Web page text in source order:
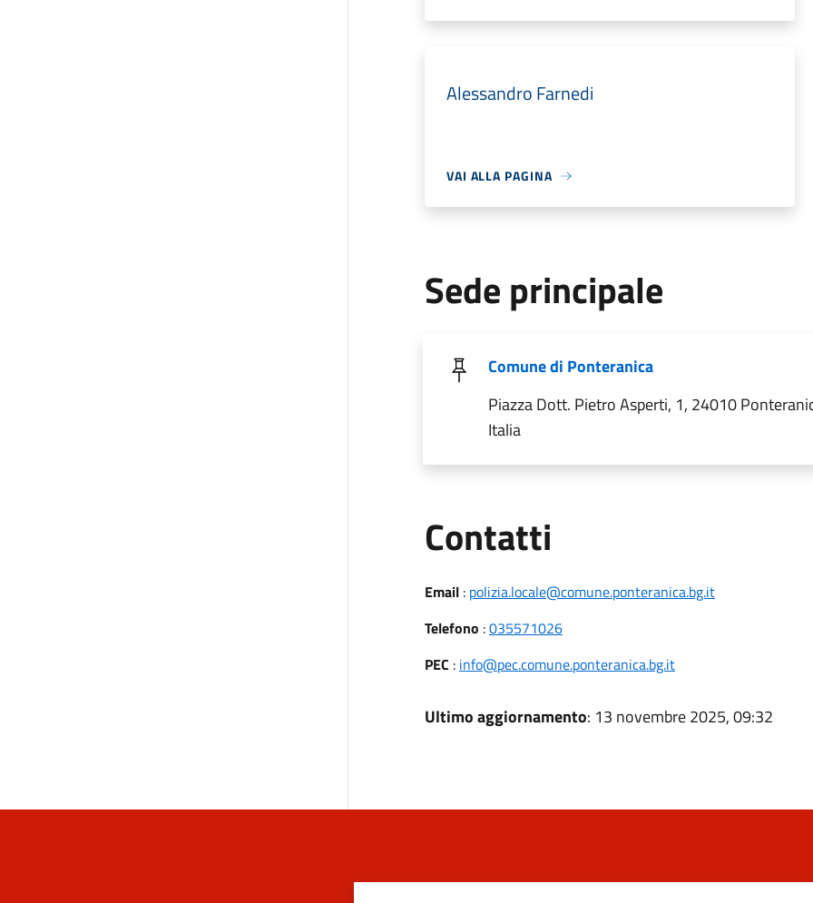
Alessandro Farnedi
VAI ALLA PAGINA
Sede principale
Comune di Ponteranica
Piazza Dott. Pietro Asperti, 1, 24010
Italia
Contatti
Email: polizia.locale@comune.ponteranica.bg.it
Telefono :035571026
PEC : info@pec.comune.ponteranica.bg.it
Ultimo aggiornamento: 13 novembre 2025, 09:32